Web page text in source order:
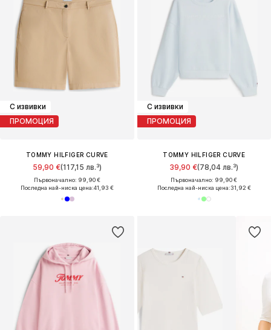
С извивки
ПРОМОЦИЯ
TOMMY HILFIGER CURVE
59,90 €(117,15 лв.³)
Първоначално: 99,90 €
Последна най-ниска цена:41,93 €
С извивки
ПРОМОЦИЯ
TOMMY HILFIGER CURVE
39,90 €(78,04 лв.³)
Първоначално: 99,90 €
Последна най-ниска цена:31,92 €